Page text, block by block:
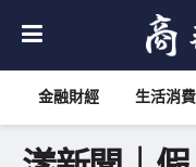
金融財經 生活消費